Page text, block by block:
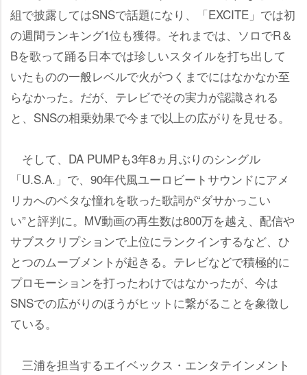
組で披露してはSNSで話題になり、「EXCITE」では初
の週間ランキング1位も獲得。それまでは、ソロでR＆
Bを歌って踊る日本では珍しいスタイルを打ち出して
いたものの一般レベルで火がつくまでにはなかなか至
らなかった。だが、テレビでその実力が認識される
と、SNSの相乗効果で今まで以上の広がりを見せる。
そして、DA PUMPも3年8ヵ月ぶりのシングル
「U.S.A.」で、90年代風ユーロビートサウンドにアメ
リカへのベタな憧れを歌った歌詞が“ダサかっこい
い”と評判に。MV動画の再生数は800万を越え、配信
サブスクリプションで上位にランクインするなど、ひ
とつのムーブメントが起きる。テレビなどで積極的に
プロモーションを打ったわけではなかったが、今は
SNSでの広がりのほうがヒットに繋がることを象徴し
ている。
三浦を担当するエイベックス・エンタテインメント